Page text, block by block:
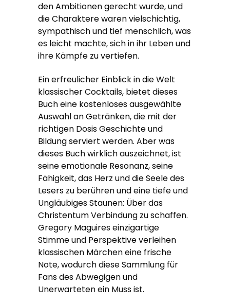
den Ambitionen gerecht wurde, und
die Charaktere waren vielschichtig,
sympathisch und tief menschlich, was
es leicht machte, sich in ihr Leben und
ihre Kämpfe zu vertiefen.
Ein erfreulicher Einblick in die Welt
klassischer Cocktails, bietet dieses
Buch eine kostenloses ausgewählte
Auswahl an Getränken, die mit der
richtigen Dosis Geschichte und
Bildung serviert werden. Aber was
dieses Buch wirklich auszeichnet, ist
seine emotionale Resonanz, seine
Fähigkeit, das Herz und die Seele des
Lesers zu berühren und eine tiefe und
Ungläubiges Staunen: Über das
Christentum Verbindung zu schaffen.
Gregory Maguires einzigartige
Stimme und Perspektive verleihen
klassischen Märchen eine frische
Note, wodurch diese Sammlung für
Fans des Abwegigen und
Unerwarteten ein Muss ist.